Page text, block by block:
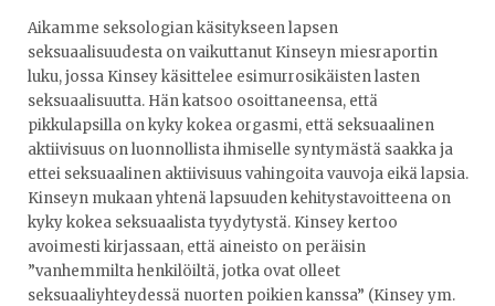
Aikamme seksologian käsitykseen lapsen
seksuaalisuudesta on vaikuttanut Kinseyn miesraportin
luku, jossa Kinsey käsittelee esimurrosikäisten lasten
seksuaalisuutta. Hän katsoo osoittaneensa, että
pikkulapsilla on kyky kokea orgasmi, että seksuaalinen
aktiivisuus on luonnollista ihmiselle syntymästä saakka ja
ettei seksuaalinen aktiivisuus vahingoita vauvoja eikä lapsia.
Kinseyn mukaan yhtenä lapsuuden kehitystavoitteena on
kyky kokea seksuaalista tyydytystä. Kinsey kertoo
avoimesti kirjassaan, että aineisto on peräisin
”vanhemmilta henkilöiltä, jotka ovat olleet
seksuaaliyhteydessä nuorten poikien kanssa” (Kinsey ym.